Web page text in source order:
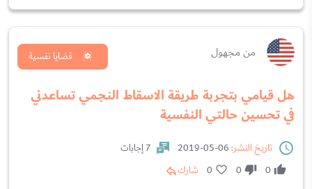
من مجهول
هل قيامي بتجربة طريقة الاسقاط النجمي تساعدني
في تحسين حالتي النفسية
قضايا نفسية
تاريخ النشر:
7 إجابات
0
0
0 شارك